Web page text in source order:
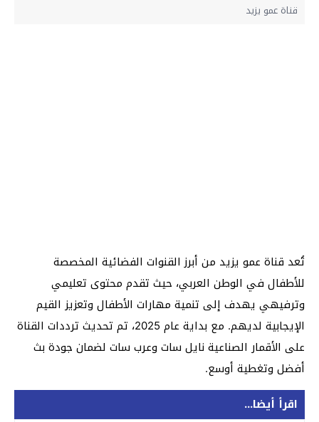
قناة عمو يزيد
تُعد قناة عمو يزيد من أبرز القنوات الفضائية المخصصة
للأطفال في الوطن العربي، حيث تقدم محتوى تعليمي
وترفيهي يهدف إلى تنمية مهارات الأطفال وتعزيز القيم
الإيجابية لديهم.
مع بداية عام 2025، تم تحديث ترددات القناة
على الأقمار الصناعية نايل سات وعرب سات لضمان جودة بث
أفضل وتغطية أوسع.
اقرأ أيضا...